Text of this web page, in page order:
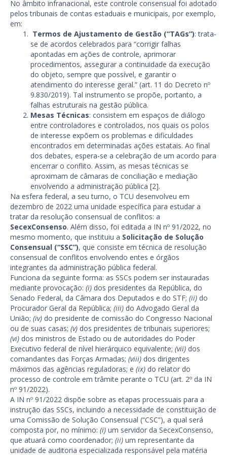
No âmbito infranacional, este controle consensual foi adotado
pelos tribunais de contas estaduais e municipais, por exemplo,
em:
Termos de Ajustamento de Gestão (“TAGs”): trata-
se de acordos celebrados para “corrigir falhas
apontadas em ações de controle, aprimorar
procedimentos, assegurar a continuidade da execução
do objeto, sempre que possível, e garantir o
atendimento do interesse geral.” (art. 11 do Decreto nº
9.830/2019). Tal instrumento se propõe, portanto, a
falhas estruturais na gestão pública.
Mesas Técnicas: consistem em espaços de diálogo
entre controladores e controlados, nos quais os polos
de interesse expõem os problemas e dificuldades
encontrados em determinadas ações estatais. Ao final
dos debates, espera-se a celebração de um acordo para
encerrar o conflito. Assim, as mesas técnicas se
aproximam de câmaras de conciliação e mediação
envolvendo a administração pública [2].
Na esfera federal, a seu turno, o TCU desenvolveu em
dezembro de 2022 uma unidade específica para estudar a
tratar da resolução consensual de conflitos: a
SecexConsenso. Além disso, foi editada a IN nº 91/2022, no
mesmo momento, que instituiu a Solicitação de Solução
Consensual (“SSC”), que consiste em técnica de resolução
consensual de conflitos envolvendo entes e órgãos
integrantes da administração pública federal.
Funciona da seguinte forma: as SSCs podem ser instauradas
mediante provocação: (i) dos presidentes da República, do
Senado Federal, da Câmara dos Deputados e do STF; (ii) do
Procurador Geral da República; (iii) do Advogado Geral da
União; (iv) do presidente de comissão do Congresso Nacional
ou de suas casas; (v) dos presidentes de tribunais superiores;
(vi) dos ministros de Estado ou de autoridades do Poder
Executivo federal de nível hierárquico equivalente; (vii) dos
comandantes das Forças Armadas; (viii) dos dirigentes
máximos das agências reguladoras; e (ix) do relator do
processo de controle em trâmite perante o TCU (art. 2º da IN
nº 91/2022).
A IN nº 91/2022 dispõe sobre as etapas processuais para a
instrução das SSCs, incluindo a necessidade de constituição de
uma Comissão de Solução Consensual (“CSC”), a qual será
composta por, no mínimo: (i) um servidor da SecexConsenso,
que atuará como coordenador; (ii) um representante da
unidade de auditoria especializada responsável pela matéria